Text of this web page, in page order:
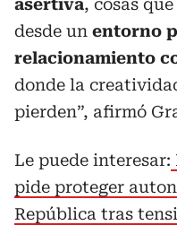
asertiva, cosas
desde un entorno
relacionamiento
donde la
pierden”, afirmó
Le puede interesar:
pide proteger
República tras